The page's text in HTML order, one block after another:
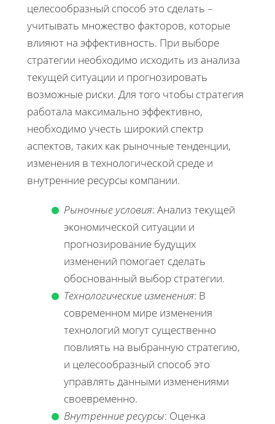
целесообразный способ это сделать –
учитывать множество факторов, которые
влияют на эффективность. При выборе
стратегии необходимо исходить из анализа
текущей ситуации и прогнозировать
возможные риски. Для того чтобы стратегия
работала максимально эффективно,
необходимо учесть широкий спектр
аспектов, таких как рыночные тенденции,
изменения в технологической среде и
внутренние ресурсы компании.
Рыночные условия: Анализ текущей
экономической ситуации и
прогнозирование будущих
изменений помогает сделать
обоснованный выбор стратегии.
Технологические изменения: В
современном мире изменения
технологий могут существенно
повлиять на выбранную стратегию,
и целесообразный способ это
управлять данными изменениями
своевременно.
Внутренние ресурсы: Оценка